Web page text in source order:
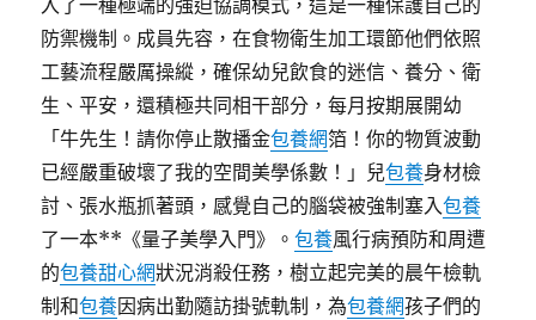
入了一種極端的強迫協調模式，這是一種保護自己的
防禦機制。成員先容，在食物衛生加工環節他們依照
工藝流程嚴厲操縱，確保幼兒飲食的迷信、養分、衛
生、平安，還積極共同相干部分，每月按期展開幼
「牛先生！請你停止散播金包養網箔！你的物質波動
已經嚴重破壞了我的空間美學係數！」兒包養身材檢
討、張水瓶抓著頭，感覺自己的腦袋被強制塞入包養
了一本**《量子美學入門》。包養風行病預防和周遭
的包養甜心網狀況消殺任務，樹立起完美的晨午檢軌
制和包養因病出勤隨訪掛號軌制，為包養網孩子們的